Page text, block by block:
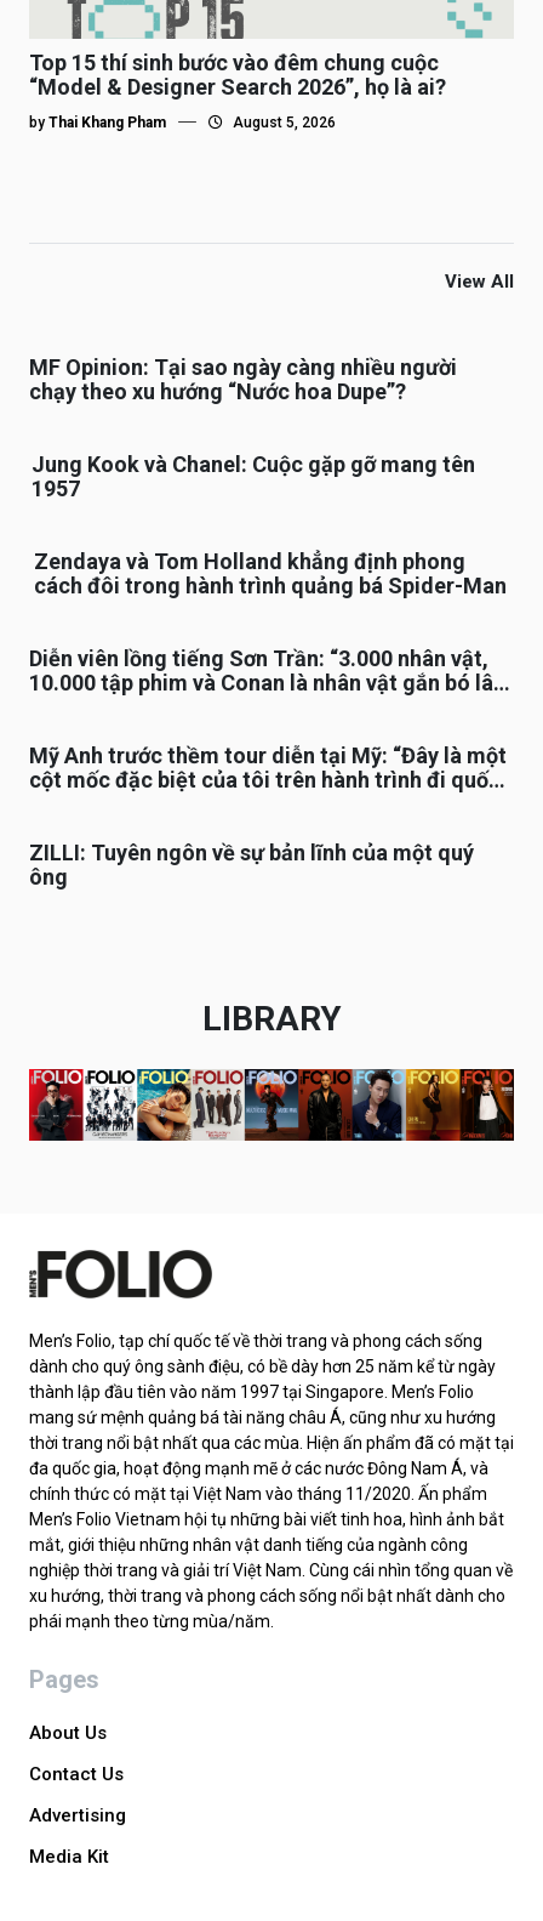
Top 15 thí sinh bước vào đêm chung cuộc
“Model & Designer Search 2026”, họ là ai?
by Thai Khang Pham August 5, 2026
View All
MF Opinion: Tại sao ngày càng nhiều người
chạy theo xu hướng “Nước hoa Dupe”?
Jung Kook và Chanel: Cuộc gặp gỡ mang tên
1957
Zendaya và Tom Holland khẳng định phong
cách đôi trong hành trình quảng bá Spider-Man
Diễn viên lồng tiếng Sơn Trần: “3.000 nhân vật,
10.000 tập phim và Conan là nhân vật gắn bó lâu
Mỹ Anh trước thềm tour diễn tại Mỹ: “Đây là một
cột mốc đặc biệt của tôi trên hành trình đi quốc
ZILLI: Tuyên ngôn về sự bản lĩnh của một quý
ông
LIBRARY
Men’s Folio, tạp chí quốc tế về thời trang và phong cách sống
dành cho quý ông sành điệu, có bề dày hơn 25 năm kể từ ngày
thành lập đầu tiên vào năm 1997 tại Singapore. Men’s Folio
mang sứ mệnh quảng bá tài năng châu Á, cũng như xu hướng
thời trang nổi bật nhất qua các mùa. Hiện ấn phẩm đã có mặt tại
đa quốc gia, hoạt động mạnh mẽ ở các nước Đông Nam Á, và
chính thức có mặt tại Việt Nam vào tháng 11/2020. Ấn phẩm
Men’s Folio Vietnam hội tụ những bài viết tinh hoa, hình ảnh bắt
mắt, giới thiệu những nhân vật danh tiếng của ngành công
nghiệp thời trang và giải trí Việt Nam. Cùng cái nhìn tổng quan về
xu hướng, thời trang và phong cách sống nổi bật nhất dành cho
phái mạnh theo từng mùa/năm.
Pages
About Us
Contact Us
Advertising
Media Kit